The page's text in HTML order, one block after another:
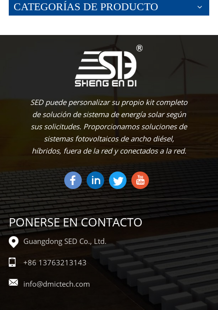
CATEGORÍAS DE PRODUCTO
SED puede personalizar su propio kit completo
de solución de sistema de energía solar según
sus solicitudes. Proporcionamos soluciones de
sistemas fotovoltaicos de ancho diésel,
híbridos, fuera de la red y conectados a la red.
PONERSE EN CONTACTO
Guangdong SED Co., Ltd.
+86 13763213143
info@dmictech.com